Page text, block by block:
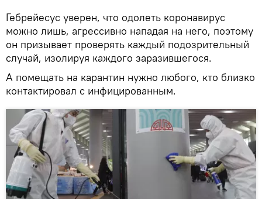
Гебрейесус уверен, что одолеть коронавирус
можно лишь, агрессивно нападая на него, поэтому
он призывает проверять каждый подозрительный
случай, изолируя каждого заразившегося.
А помещать на карантин нужно любого, кто близко
контактировал с инфицированным.